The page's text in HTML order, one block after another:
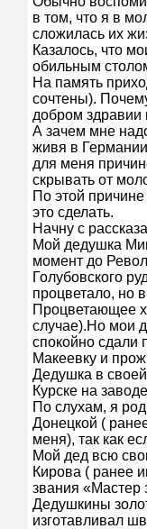
в том, что я в
сложилась их
Казалось, что
обильным
На память
сочтены).
добром здравии
А зачем мне
живя в
для меня
скрывать от
По этой
это сделать.
Начну с
Мой дедушка
момент до
Голубовского
процветало, но
Процветающее
случае).Но мои
спокойно сдали
Макеевку и
Дедушка в своей
Курске на
По слухам, я
Донецкой (
меня), так как
Мой дед всю
Кирова ( ранее
звания «Мастер
Дедушкины
изготавливал